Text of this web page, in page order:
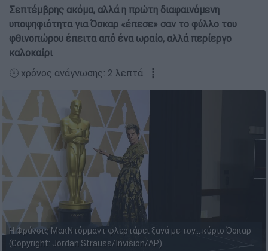
Σεπτέμβρης ακόμα, αλλά η πρώτη διαφαινόμενη
υποψηφιότητα για Όσκαρ «έπεσε» σαν το φύλλο του
φθινοπώρου έπειτα από ένα ωραίο, αλλά περίεργο
καλοκαίρι
🕛 χρόνος ανάγνωσης: 2 λεπτά ┋
Η Φράνσις ΜακΝτόρμαντ φλερτάρει ξανά με τον... κύριο Όσκαρ
(Copyright: Jordan Strauss/Invision/AP)